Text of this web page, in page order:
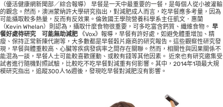
（優活健康網新聞部／綜合報導） 早餐是一天中最重要的一餐，是每個人從小被灌輸
的觀念。然而，澳洲蒙納許大學研究指出，對減肥成人而言，吃早餐應多考量，因為
可能攝取較多熱量，反而有反效果。倫敦國王學院營養科學系主任凱文．惠蘭
（Kevin Whelan）則認為，攝取什麼食物很重要，可多吃富含鈣質、纖維食物。 早
餐好處待研究 可能無助減肥 《Vox》報導，早餐有許好處，如避免體重增加、精
瘦、保持正常新陳代謝等，大多數都是早餐穀片廠商的研究報告。這些觀察性研究發
現，早餐與體重較高、心臟等疾病發病率之間存在關聯。然而，相關性與因果關係不
能混為一談，早餐人士可能較喜歡運動、或較有錢等其他因素。 近來也有研究邀集受
試者進行隨機對照試驗，比較吃不吃早餐對減重有何影響。其中，2014年1項最大規
模研究指出，追蹤300人16週後，發現吃早餐對減肥沒有影響。